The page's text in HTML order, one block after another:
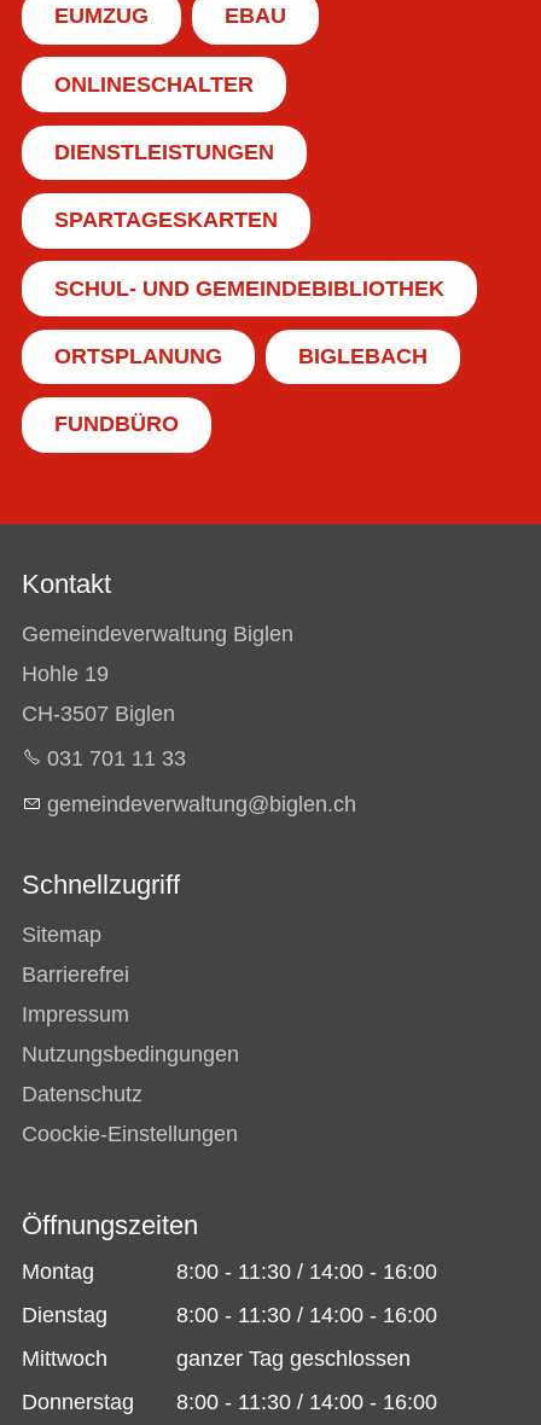
EUMZUG EBAU
ONLINESCHALTER
DIENSTLEISTUNGEN
SPARTAGESKARTEN
SCHUL- UND GEMEINDEBIBLIOTHEK
ORTSPLANUNG BIGLEBACH
FUNDBÜRO
Kontakt
Gemeindeverwaltung Biglen
Hohle 19
CH-3507 Biglen
031 701 11 33
g m nd v rw lt ng b gl n ch
Schnellzugriff
Sitemap
Barrierefrei
Impressum
Nutzungsbedingungen
Datenschutz
Coockie-Einstellungen
Öffnungszeiten
Montag
8:00 - 11:30 / 14:00 - 16:00
Dienstag
8:00 - 11:30 / 14:00 - 16:00
Mittwoch
ganzer Tag geschlossen
Donnerstag
8:00 - 11:30 / 14:00 - 16:00